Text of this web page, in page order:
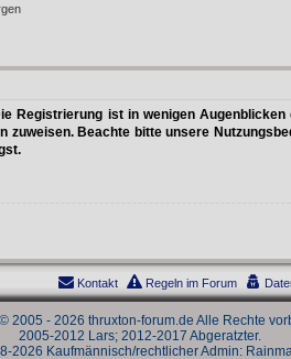
Registrierung ist in wenigen
Beachte bitte unsere
Regeln im Forum
Kontakt
2005 - 2026 thruxton-forum.de Alle Rechte
2005-2012 Lars; 2012-2017 Abgeratzter.
2026 Kaufmännisch/rechtlicher Admin: